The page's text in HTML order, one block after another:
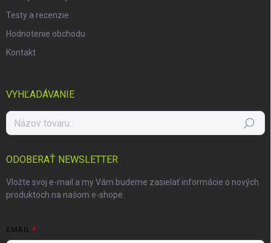
Testy a recenzie
Hodnotenie obchodu
Kontakt
VYHĽADÁVANIE
Hľadať
ODOBERAŤ NEWSLETTER
Vložte svoj e-mail a my Vám budeme zasielať informácie o nových
produktoch na našom e-shope.
EMAIL